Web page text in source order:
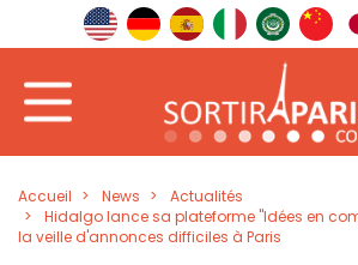
Accueil News
Actualités
Hidalgo lance sa plateforme "Idées en
la veille d'annonces difficiles à Paris